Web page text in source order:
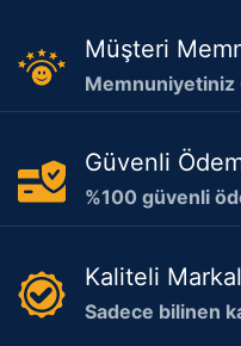
Müşteri
Memnuniyetiniz
Güvenli
%100 güvenli
Kaliteli
Sadece bilinen